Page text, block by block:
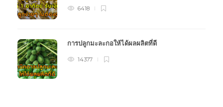
6418
การปลูกมะละกอให้ได้ผลผลิตที่ดี
14377